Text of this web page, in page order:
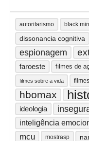
autoritarismo black
dissonancia cognitiva
espionagem
faroeste filmes de
filmes sobre a vida
hbomax
ideologia
inteligência
mcu mostrasp